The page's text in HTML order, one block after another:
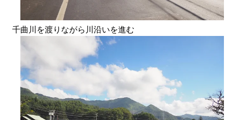
千曲川を渡りながら川沿いを進む